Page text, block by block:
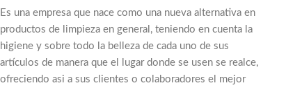
Es una empresa que nace como una nueva alternativa en
productos de limpieza en general, teniendo en cuenta la
higiene y sobre todo la belleza de cada uno de sus
artículos de manera que el lugar donde se usen se realce,
ofreciendo asi a sus clientes o colaboradores el mejor